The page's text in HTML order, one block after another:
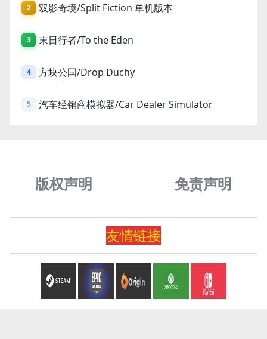
2 双影奇境/Split Fiction 单机版本
3 末日行者/To the Eden
4 方块公国/Drop Duchy
5 汽车经销商模拟器/Car Dealer Simulator
版权声明 免责声明
友情链接